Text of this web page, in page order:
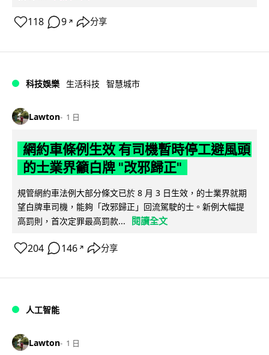
118 9 ↗ 分享
科技娛樂 生活科技 智慧城市
Lawton 1 日
網約車條例生效 有司機暫時停工避風頭
的士業界籲白牌 "改邪歸正"
規管網約車法例大部分條文已於 8 月 3 日生效，的士業界就期
望白牌車司機，能夠「改邪歸正」回流駕駛的士。新例大幅提
高罰則，首次定罪最高罰款...
閱讀全文
204 146 ↗ 分享
人工智能
Lawton 1 日